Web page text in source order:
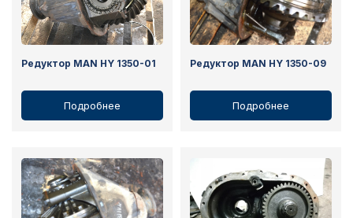
Редуктор MAN HY 1350-01
Подробнее
Редуктор MAN HY 1350-09
Подробнее